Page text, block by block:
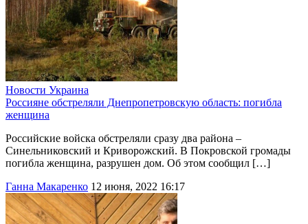
Новости Украина
Россияне обстреляли Днепропетровскую область: погибла
женщина
Российские войска обстреляли сразу два района –
Синельниковский и Криворожский. В Покровской громады
погибла женщина, разрушен дом. Об этом сообщил […]
Ганна Макаренко 12 июня, 2022 16:17